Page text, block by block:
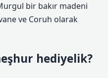
bir bakır madeni
ve Coruh olarak
hediyelik?